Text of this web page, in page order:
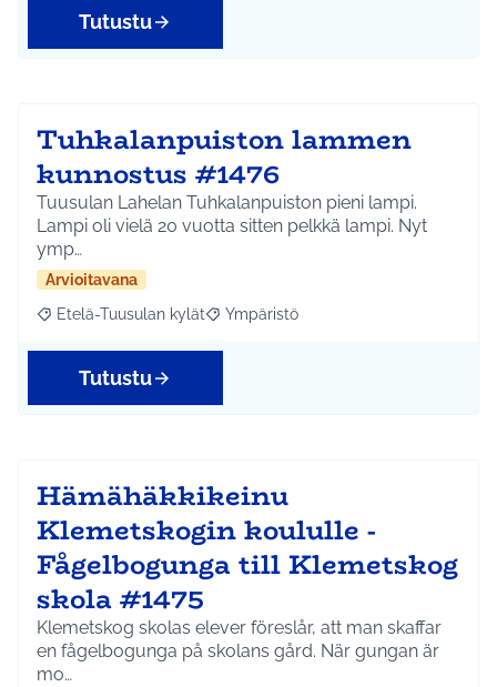
Tutustu
Tuhkalanpuiston lammen
kunnostus #1476
Tuusulan Lahelan Tuhkalanpuiston pieni lampi.
Lampi oli vielä 20 vuotta sitten pelkkä lampi. Nyt
ymp…
Arvioitavana
Rajaa tulokset aihepiirin mukaan: Etelä-Tuusulan kylät
Etelä-Tuusulan kylät Rajaa tulokset teeman mukaan:
Ympäristö
Tutustu
Hämähäkkikeinu
Klemetskogin koululle -
Fågelbogunga till Klemetskog
skola #1475
Klemetskog skolas elever föreslår, att man skaffar
en fågelbogunga på skolans gård. När gungan är
mo…